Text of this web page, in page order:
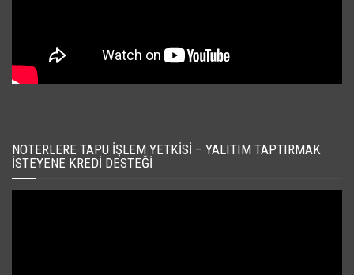
NOTERLERE TAPU İŞLEM YETKISI – YALITIM TAPTIRMAK
İSTEYENE KREDI DESTEĞI